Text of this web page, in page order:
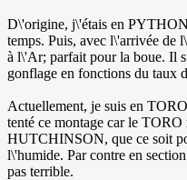
D\'origine, j\'étais en
temps. Puis, avec l\'arrivée de
à l\'Ar; parfait pour la boue. Il
gonflage en fonctions du taux
Actuellement, je suis en
tenté ce montage car le
HUTCHINSON, que ce soit
l\'humide. Par contre en
pas terrible.